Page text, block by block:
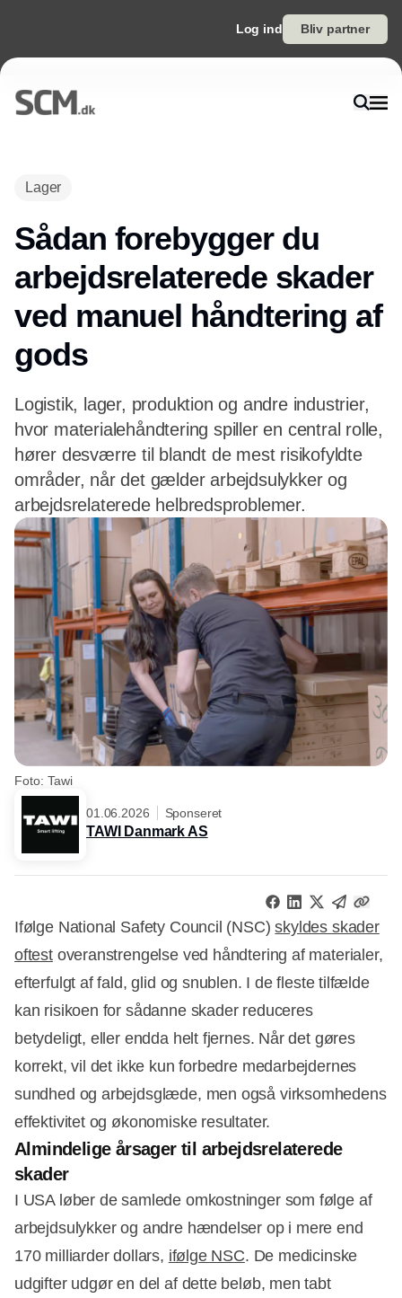
Log ind Bliv partner
Lager
Sådan forebygger du
arbejdsrelaterede skader
ved manuel håndtering af
gods
Logistik, lager, produktion og andre industrier,
hvor materialehåndtering spiller en central rolle,
hører desværre til blandt de mest risikofyldte
områder, når det gælder arbejdsulykker og
arbejdsrelaterede helbredsproblemer.
Foto: Tawi
01.06.2026 Sponseret
TAWI Danmark AS
Ifølge National Safety Council (NSC)skyldes skader
oftestoveranstrengelse ved håndtering af materialer,
efterfulgt af fald, glid og snublen. I de fleste tilfælde
kan risikoen for sådanne skader reduceres
betydeligt, eller endda helt fjernes. Når det gøres
korrekt, vil det ikke kun forbedre medarbejdernes
sundhed og arbejdsglæde, men også virksomhedens
effektivitet og økonomiske resultater.
Almindelige årsager til arbejdsrelaterede
skader
I USA løber de samlede omkostninger som følge af
arbejdsulykker og andre hændelser op i mere end
170 milliarder dollars, ifølge NSC. De medicinske
udgifter udgør en del af dette beløb, men tabt